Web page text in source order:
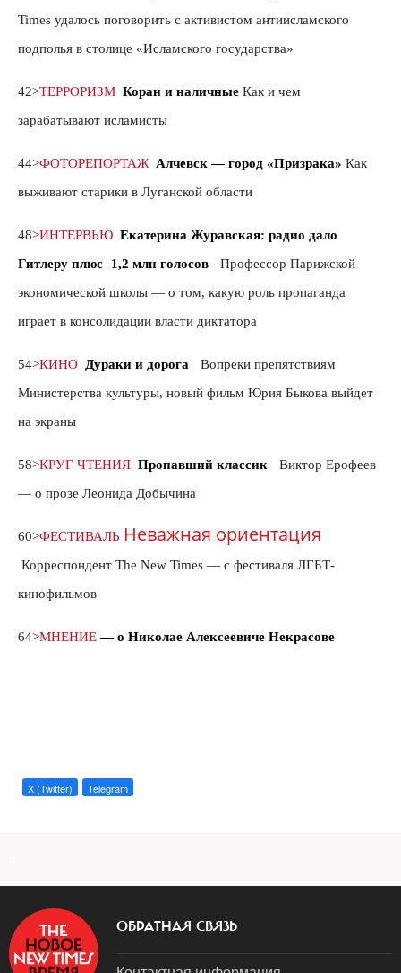
Times удалось поговорить с активистом антиисламского
подполья в столице «Исламского государства»
42>ТЕРРОРИЗМ Коран и наличные Как и чем
зарабатывают исламисты
44>ФОТОРЕПОРТАЖ Алчевск — город «Призрака» Как
выживают старики в Луганской области
48>ИНТЕРВЬЮ Екатерина Журавская: радио дало
Гитлеру плюс 1,2 млн голосов Профессор Парижской
экономической школы — о том, какую роль пропаганда
играет в консолидации власти диктатора
54>КИНО Дураки и дорога Вопреки препятствиям
Министерства культуры, новый фильм Юрия Быкова выйдет
на экраны
58>КРУГ ЧТЕНИЯ Пропавший классик Виктор Ерофеев
— о прозе Леонида Добычина
60>ФЕСТИВАЛЬ Неважная ориентация
Корреспондент The New Times — с фестиваля ЛГБТ-
кинофильмов
64>МНЕНИЕ — о Николае Алексеевиче Некрасове
X (Twitter) Telegram
ОБРАТНАЯ СВЯЗЬ